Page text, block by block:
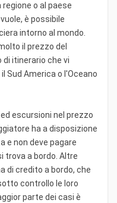
regione o al paese
è possibile
intorno al mondo.
il prezzo del
di itinerario che vi
Sud America o l'Oceano
escursioni nel prezzo
ha a disposizione
e non deve pagare
trova a bordo. Altre
di credito a bordo, che
controllo le loro
parte dei casi è